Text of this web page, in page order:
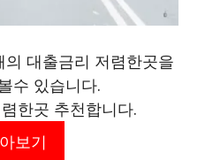
대출금리 저렴한곳을
수 있습니다.
한곳 추천합니다.
보기